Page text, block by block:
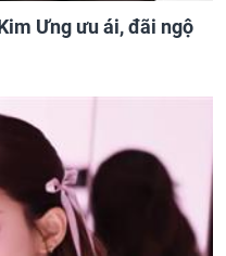
Ưng ưu ái, đãi ngộ